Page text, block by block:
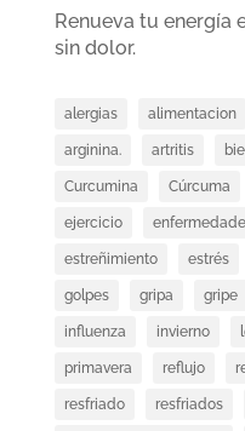
Renueva tu energía
sin dolor.
alergias alimentacion
arginina. artritis
Curcumina Cúrcuma
ejercicio
estreñimiento estrés
golpes gripa gripe
influenza invierno
primavera reflujo
resfriado resfriados